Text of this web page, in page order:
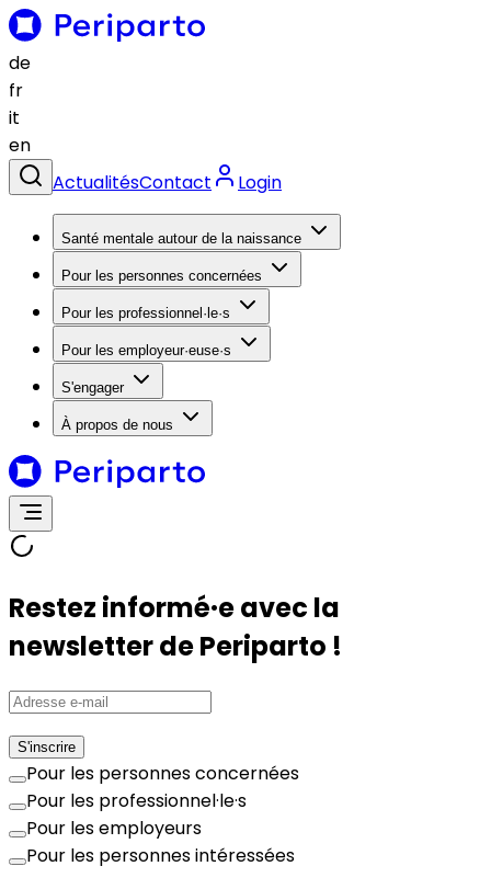
de
fr
it
en
ActualitésContact Login
Santé mentale autour de la naissance
Pour les personnes concernées
Pour les professionnel·le·s
Pour les employeur·euse·s
S'engager
À propos de nous
Restez informé·e avec la
newsletter de Periparto !
S'inscrire
Pour les personnes concernées
Pour les professionnel·le·s
Pour les employeurs
Pour les personnes intéressées